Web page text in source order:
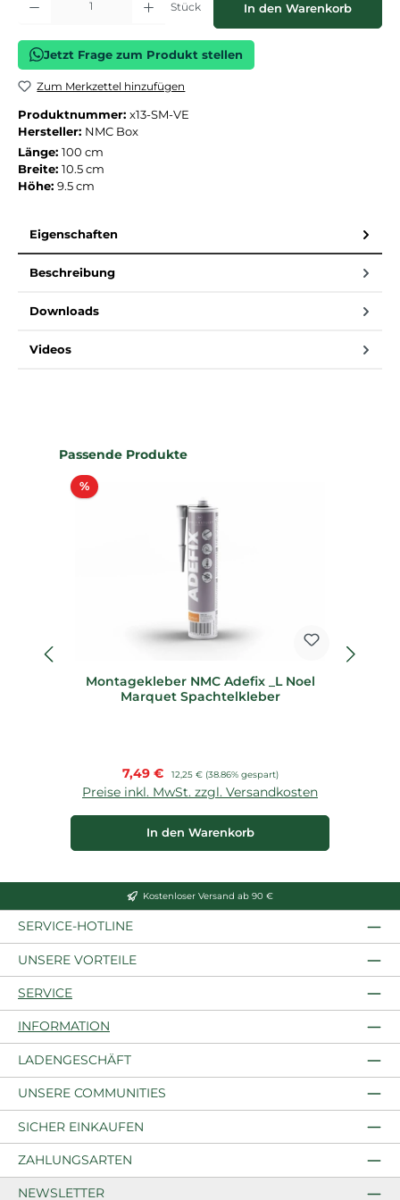
Stück In den Warenkorb
Jetzt Frage zum Produkt stellen
Zum Merkzettel hinzufügen
Produktnummer: x13-SM-VE
Hersteller: NMC Box
Länge: 100 cm
Breite: 10.5 cm
Höhe: 9.5 cm
Eigenschaften
Beschreibung
Downloads
Videos
Produktgalerie überspringen
Passende Produkte
%Rabatt
Montagekleber NMC Adefix _L Noel
Marquet Spachtelkleber
Verkaufspreis:
7,49 € Regulärer Preis:
12,25 € (38.86% gespart)
Preise inkl. MwSt. zzgl. Versandkosten
In den Warenkorb
Kostenloser Versand ab 90 €
SERVICE-HOTLINE
UNSERE VORTEILE
SERVICE
INFORMATION
LADENGESCHÄFT
UNSERE COMMUNITIES
SICHER EINKAUFEN
ZAHLUNGSARTEN
NEWSLETTER